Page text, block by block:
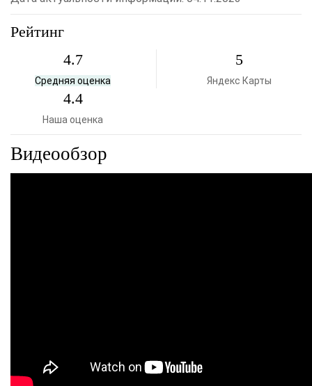
Рейтинг
4.7
Средняя оценка
5
Яндекс Карты
4.4
Наша оценка
Видеообзор